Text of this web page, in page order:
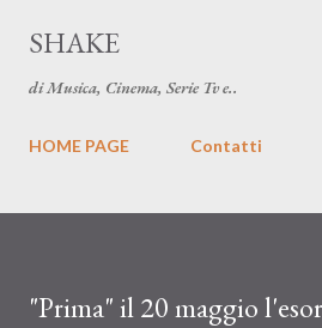
SHAKE
di Musica, Cinema, Serie Tv e..
HOME PAGE Contatti
"Prima" il 20 maggio